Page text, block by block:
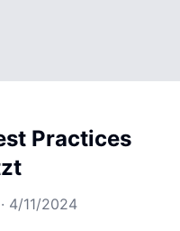
Practices
4/11/2024